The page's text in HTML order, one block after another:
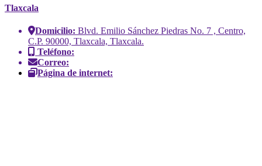
Tlaxcala
Domicilio: Blvd. Emilio Sánchez Piedras No. 7 , Centro,
C.P. 90000, Tlaxcala, Tlaxcala.
Teléfono:
Correo:
Página de internet: